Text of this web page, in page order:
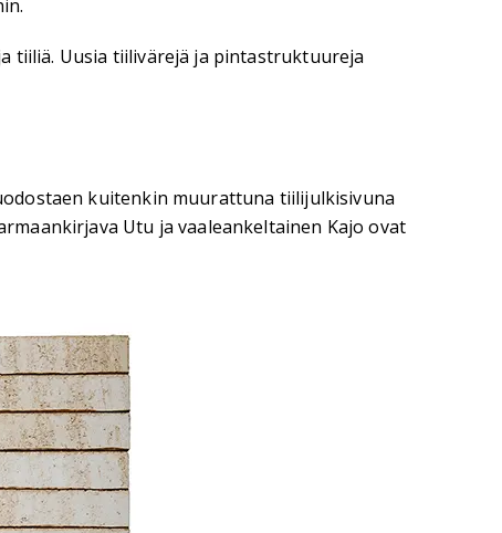
tiiliä. Uusia tiilivärejä ja pintastruktuureja
kuitenkin muurattuna tiilijulkisivuna
Utu ja vaaleankeltainen Kajo ovat